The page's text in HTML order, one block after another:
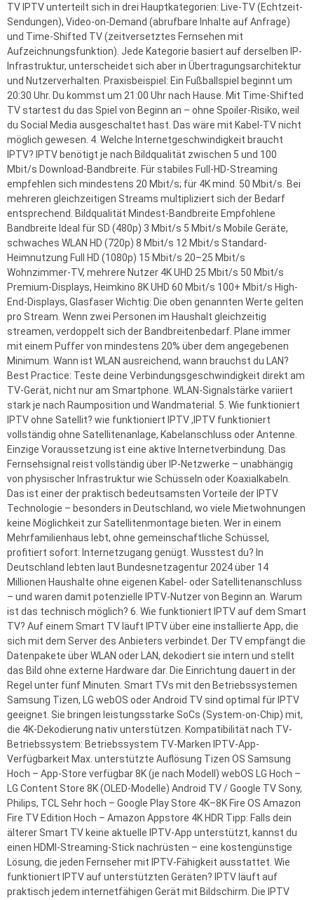
TV IPTV unterteilt sich in drei Hauptkategorien: Live-TV (Echtzeit-
Sendungen), Video-on-Demand (abrufbare Inhalte auf Anfrage)
und Time-Shifted TV (zeitversetztes Fernsehen mit
Aufzeichnungsfunktion). Jede Kategorie basiert auf derselben IP-
Infrastruktur, unterscheidet sich aber in Übertragungsarchitektur
und Nutzerverhalten. Praxisbeispiel: Ein Fußballspiel beginnt um
20:30 Uhr. Du kommst um 21:00 Uhr nach Hause. Mit Time-Shifted
TV startest du das Spiel von Beginn an – ohne Spoiler-Risiko, weil
du Social Media ausgeschaltet hast. Das wäre mit Kabel-TV nicht
möglich gewesen. 4. Welche Internetgeschwindigkeit braucht
IPTV? IPTV benötigt je nach Bildqualität zwischen 5 und 100
Mbit/s Download-Bandbreite. Für stabiles Full-HD-Streaming
empfehlen sich mindestens 20 Mbit/s; für 4K mind. 50 Mbit/s. Bei
mehreren gleichzeitigen Streams multipliziert sich der Bedarf
entsprechend. Bildqualität Mindest-Bandbreite Empfohlene
Bandbreite Ideal für SD (480p) 3 Mbit/s 5 Mbit/s Mobile Geräte,
schwaches WLAN HD (720p) 8 Mbit/s 12 Mbit/s Standard-
Heimnutzung Full HD (1080p) 15 Mbit/s 20–25 Mbit/s
Wohnzimmer-TV, mehrere Nutzer 4K UHD 25 Mbit/s 50 Mbit/s
Premium-Displays, Heimkino 8K UHD 60 Mbit/s 100+ Mbit/s High-
End-Displays, Glasfaser Wichtig: Die oben genannten Werte gelten
pro Stream. Wenn zwei Personen im Haushalt gleichzeitig
streamen, verdoppelt sich der Bandbreitenbedarf. Plane immer
mit einem Puffer von mindestens 20% über dem angegebenen
Minimum. Wann ist WLAN ausreichend, wann brauchst du LAN?
Best Practice: Teste deine Verbindungsgeschwindigkeit direkt am
TV-Gerät, nicht nur am Smartphone. WLAN-Signalstärke variiert
stark je nach Raumposition und Wandmaterial. 5. Wie funktioniert
IPTV ohne Satellit? wie funktioniert IPTV ,IPTV funktioniert
vollständig ohne Satellitenanlage, Kabelanschluss oder Antenne.
Einzige Voraussetzung ist eine aktive Internetverbindung. Das
Fernsehsignal reist vollständig über IP-Netzwerke – unabhängig
von physischer Infrastruktur wie Schüsseln oder Koaxialkabeln.
Das ist einer der praktisch bedeutsamsten Vorteile der IPTV
Technologie – besonders in Deutschland, wo viele Mietwohnungen
keine Möglichkeit zur Satellitenmontage bieten. Wer in einem
Mehrfamilienhaus lebt, ohne gemeinschaftliche Schüssel,
profitiert sofort: Internetzugang genügt. Wusstest du? In
Deutschland lebten laut Bundesnetzagentur 2024 über 14
Millionen Haushalte ohne eigenen Kabel- oder Satellitenanschluss
– und waren damit potenzielle IPTV-Nutzer von Beginn an. Warum
ist das technisch möglich? 6. Wie funktioniert IPTV auf dem Smart
TV? Auf einem Smart TV läuft IPTV über eine installierte App, die
sich mit dem Server des Anbieters verbindet. Der TV empfängt die
Datenpakete über WLAN oder LAN, dekodiert sie intern und stellt
das Bild ohne externe Hardware dar. Die Einrichtung dauert in der
Regel unter fünf Minuten. Smart TVs mit den Betriebssystemen
Samsung Tizen, LG webOS oder Android TV sind optimal für IPTV
geeignet. Sie bringen leistungsstarke SoCs (System-on-Chip) mit,
die 4K-Dekodierung nativ unterstützen. Kompatibilität nach TV-
Betriebssystem: Betriebssystem TV-Marken IPTV-App-
Verfügbarkeit Max. unterstützte Auflösung Tizen OS Samsung
Hoch – App-Store verfügbar 8K (je nach Modell) webOS LG Hoch –
LG Content Store 8K (OLED-Modelle) Android TV / Google TV Sony,
Philips, TCL Sehr hoch – Google Play Store 4K–8K Fire OS Amazon
Fire TV Edition Hoch – Amazon Appstore 4K HDR Tipp: Falls dein
älterer Smart TV keine aktuelle IPTV-App unterstützt, kannst du
einen HDMI-Streaming-Stick nachrüsten – eine kostengünstige
Lösung, die jeden Fernseher mit IPTV-Fähigkeit ausstattet. Wie
funktioniert IPTV auf unterstützten Geräten? IPTV läuft auf
praktisch jedem internetfähigen Gerät mit Bildschirm. Die IPTV